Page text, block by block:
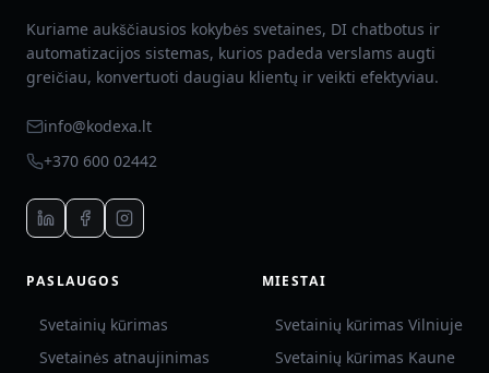
Kuriame aukščiausios kokybės svetaines, DI chatbotus ir
automatizacijos sistemas, kurios padeda verslams augti
greičiau, konvertuoti daugiau klientų ir veikti efektyviau.
info@kodexa.lt
+370 600 02442
PASLAUGOS
Svetainių kūrimas
Svetainės atnaujinimas
MIESTAI
Svetainių kūrimas Vilniuje
Svetainių kūrimas Kaune